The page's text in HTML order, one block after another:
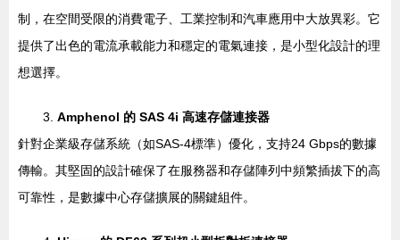
制，在空間受限的消費電子、工業控制和汽車應用中大放異彩。它
提供了出色的電流承載能力和穩定的電氣連接，是小型化設計的理
想選擇。
3. Amphenol 的 SAS 4i 高速存儲連接器
針對企業級存儲系統（如SAS-4標準）優化，支持24 Gbps的數據
傳輸。其堅固的設計確保了在服務器和存儲陣列中頻繁插拔下的高
可靠性，是數據中心存儲擴展的關鍵組件。